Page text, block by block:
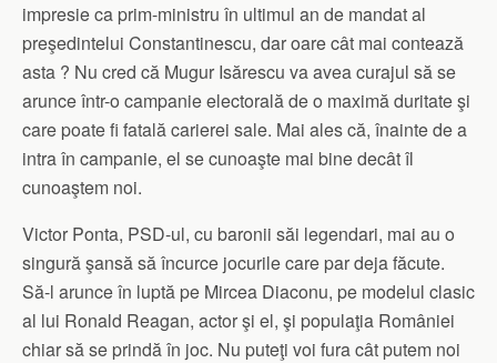
impresie ca prim-ministru în ultimul an de mandat al
preşedintelui Constantinescu, dar oare cât mai contează
asta ? Nu cred că Mugur Isărescu va avea curajul să se
arunce într-o campanie electorală de o maximă duritate şi
care poate fi fatală carierei sale. Mai ales că, înainte de a
intra în campanie, el se cunoaşte mai bine decât îl
cunoaştem noi.
Victor Ponta, PSD-ul, cu baronii săi legendari, mai au o
singură şansă să încurce jocurile care par deja făcute.
Să-l arunce în luptă pe Mircea Diaconu, pe modelul clasic
al lui Ronald Reagan, actor şi el, şi populaţia României
chiar să se prindă în joc. Nu puteţi voi fura cât putem noi